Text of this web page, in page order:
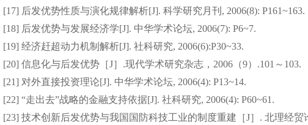
[17] 后发优势性质与演化规律解析[J]. 科学研究月刊 , 2006(8): P161~163.
[18] 后发优势与发展经济学[J]. 中华学术论坛, 2006(7): P6~7.
[19] 经济赶超动力机制解析[J]. 社科研究, 2006(6):P30~33.
[20] 信息化与后发优势［J］ .现代学术研究杂志， 2006 （9） .101 ～ 103.
[21] 对外直接投资理论[J]. 中华学术论坛, 2006(4): P13~14.
[22] “走出去”战略的金融支持依据[J]. 社科研究, 2006(4): P60~61.
[23] 技术创新后发优势与我国国防科技工业的制度重建［J］ . 北理经贸